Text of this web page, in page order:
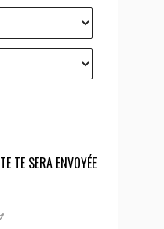
TE SERA ENVOYÉE